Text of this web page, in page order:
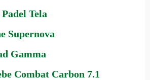
Tela
Supernova
Gamma
Combat Carbon 7.1